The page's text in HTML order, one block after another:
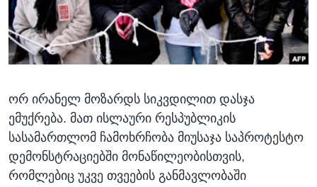
ᲘᲜᲢᲔᲠᲕᲘᲣ
ᲙᲣᲚᲢᲣᲠᲐ
ᲓᲔᲖᲘᲜᲤᲝᲠᲛᲐᲪᲘᲐ
ენები
ორ ირანელ მოზარდს სიკვდილით დასჯა
ემუქრება. მათ ისლაური რესპუბლიკის
სასამართლომ ჩამოხრჩობა მიუსაჯა საპროტესტო
დემონსტრაციებში მონაწილეობისთვის,
რომლებიც უკვე თვეების განმავლობაში